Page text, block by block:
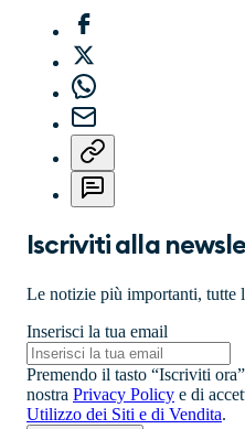
Iscriviti alla
Le notizie più importanti, tutte
Inserisci la tua email
Premendo il tasto “Iscriviti
nostra Privacy Policy e di
Utilizzo dei Siti e di Vendita.